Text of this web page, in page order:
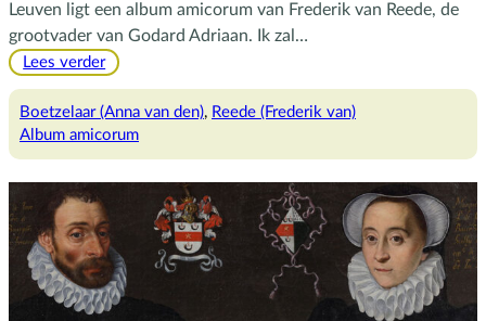
Leuven ligt een album amicorum van Frederik van Reede, de
grootvader van Godard Adriaan. Ik zal…
Lees verder:
amicorum
Boetzelaar (Anna van den), Reede (Frederik van)
Album amicorum